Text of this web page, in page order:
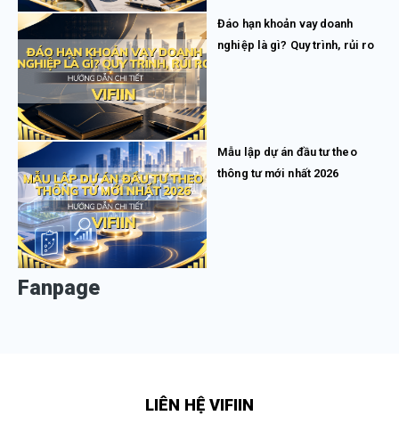
Đáo hạn khoản vay doanh
nghiệp là gì? Quy trình, rủi ro
Mẫu lập dự án đầu tư theo
thông tư mới nhất 2026
Fanpage
LIÊN HỆ VIFIIN